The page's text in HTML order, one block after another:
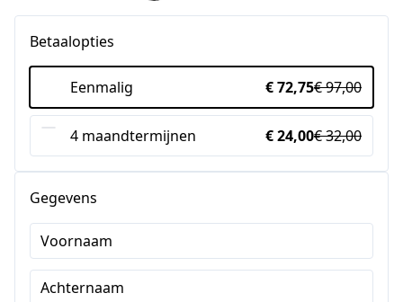
Betaalopties
Eenmalig € 72,75€ 97,00
4 maandtermijnen € 24,00€ 32,00
Gegevens
Voornaam
Achternaam